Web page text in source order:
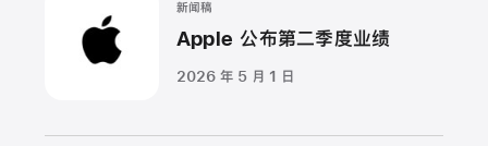
新闻稿
Apple 公布第二季度业绩
2026 年 5 月 1 日